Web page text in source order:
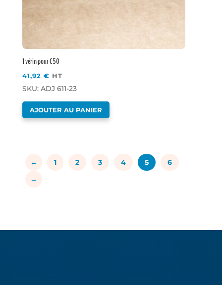
1 vérin pour C50
41,92€ HT
SKU: ADJ 611-23
AJOUTER AU PANIER
← 1 2 3 4 5
6
→